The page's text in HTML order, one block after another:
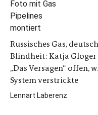
Russisches Gas,
Blindheit: Katja
„Das Versagen“ offen,
System verstrickte
Lennart Laberenz